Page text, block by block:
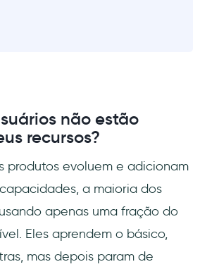
não estão
recursos?
produtos evoluem e adicionam
a maioria dos
apenas uma fração do
Eles aprendem o básico,
mas depois param de